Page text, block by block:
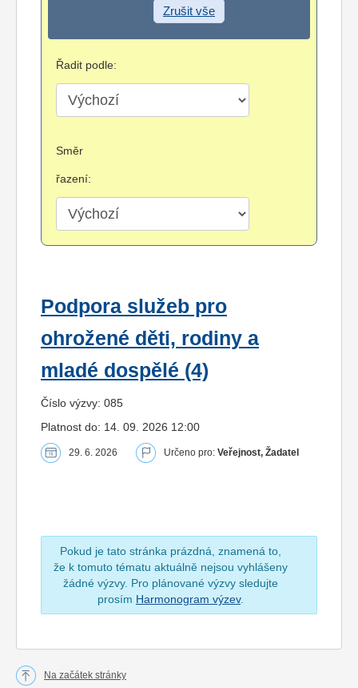
Zrušit vše
Řadit podle:
Směr
řazení:
Podpora služeb pro
ohrožené děti, rodiny a
mladé dospělé (4)
Číslo výzvy: 085
Platnost do: 14. 09. 2026 12:00
29. 6. 2026 Určeno pro: Veřejnost, Žadatel
Pokud je tato stránka prázdná, znamená to,
že k tomuto tématu aktuálně nejsou vyhlášeny
žádné výzvy. Pro plánované výzvy sledujte
prosím Harmonogram výzev.
Na začátek stránky